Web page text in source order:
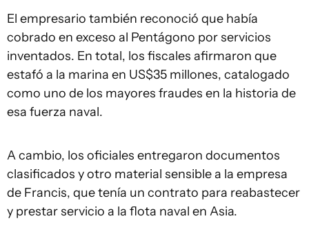
El empresario también reconoció que había
cobrado en exceso al Pentágono por servicios
inventados. En total, los fiscales afirmaron que
estafó a la marina en US$35 millones, catalogado
como uno de los mayores fraudes en la historia de
esa fuerza naval.
A cambio, los oficiales entregaron documentos
clasificados y otro material sensible a la empresa
de Francis, que tenía un contrato para reabastecer
y prestar servicio a la flota naval en Asia.